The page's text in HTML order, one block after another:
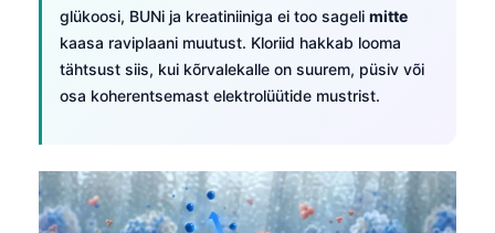
glükoosi, BUNi ja kreatiniiniga ei too sageli mitte
kaasa raviplaani muutust. Kloriid hakkab looma
tähtsust siis, kui kõrvalekalle on suurem, püsiv või
osa koherentsemast elektrolüütide mustrist.
Suomi
Hrvatski
كوردی‎
پښتو
سنڌي